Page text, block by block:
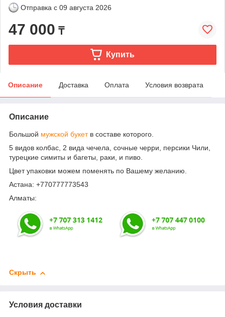
Отправка с 09 августа 2026
47 000 ₸
Купить
Описание Доставка Оплата Условия возврата
Описание
Большой мужской букетв составе которого.
5 видов колбас, 2 вида чечела, сочные черри, персики Чили,
турецкие симиты и багеты, раки, и пиво.
Цвет упаковки можем поменять по Вашему желанию.
Астана: +770777773543
Алматы:
Скрыть
Условия доставки